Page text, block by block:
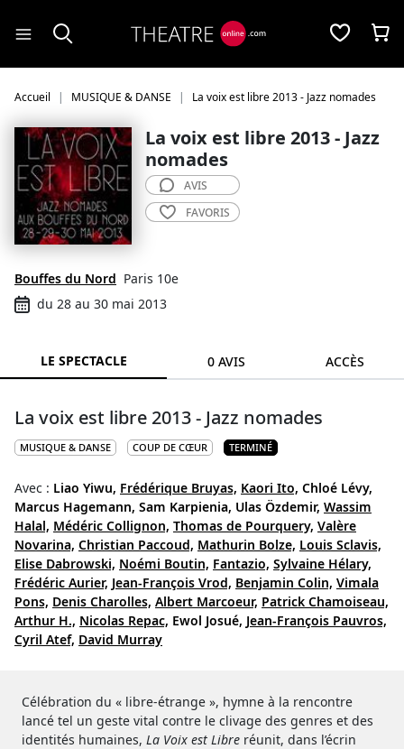
Accueil MUSIQUE & DANSE La voix est libre 2013 - Jazz nomades
La voix est libre 2013 - Jazz
nomades
Bouffes du Nord Paris 10e
du 28 au 30 mai 2013
AVIS
FAVORIS
LE SPECTACLE 0 AVIS ACCÈS
La voix est libre 2013 - Jazz nomades
MUSIQUE & DANSE COUP DE CŒUR TERMINÉ
Avec : Liao Yiwu, Frédérique Bruyas, Kaori Ito, Chloé Lévy,
Marcus Hagemann, Sam Karpienia, Ulas Özdemir, Wassim
Halal, Médéric Collignon, Thomas de Pourquery, Valère
Novarina, Christian Paccoud, Mathurin Bolze, Louis Sclavis,
Elise Dabrowski, Noémi Boutin, Fantazio, Sylvaine Hélary,
Frédéric Aurier, Jean-François Vrod, Benjamin Colin, Vimala
Pons, Denis Charolles, Albert Marcoeur, Patrick Chamoiseau,
Arthur H., Nicolas Repac, Ewol Josué, Jean-François Pauvros,
Cyril Atef, David Murray
Célébration du « libre-étrange », hymne à la rencontre
lancé tel un geste vital contre le clivage des genres et des
identités humaines, La Voix est Libre réunit, dans l’écrin